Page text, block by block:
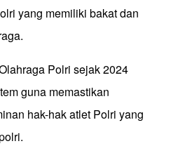
yang memiliki bakat dan
Polri sejak 2024
guna memastikan
hak-hak atlet Polri yang